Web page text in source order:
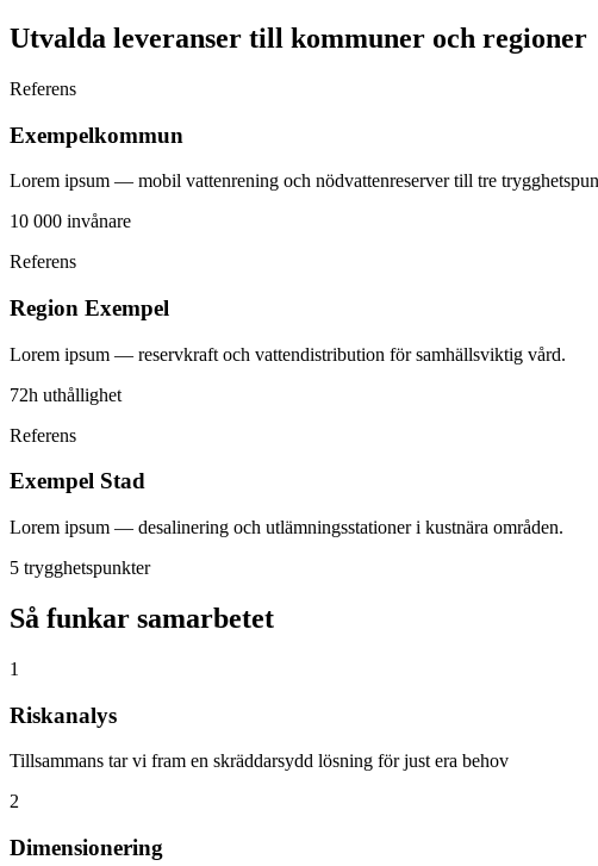
Utvalda leveranser till kommuner och regioner
Referens
Exempelkommun
Lorem ipsum — mobil vattenrening och nödvattenreserver till tre
10 000 invånare
Referens
Region Exempel
Lorem ipsum — reservkraft och vattendistribution för samhällsviktig vård.
72h uthållighet
Referens
Exempel Stad
Lorem ipsum — desalinering och utlämningsstationer i kustnära områden.
5 trygghetspunkter
Så funkar samarbetet
1
Riskanalys
Tillsammans tar vi fram en skräddarsydd lösning för just era behov
2
Dimensionering